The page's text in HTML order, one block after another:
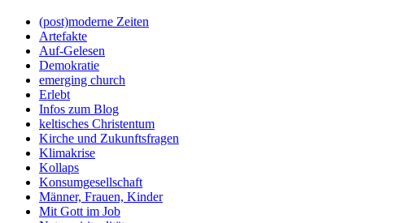
(post)moderne Zeiten
Artefakte
Auf-Gelesen
Demokratie
emerging church
Erlebt
Infos zum Blog
keltisches Christentum
Kirche und Zukunftsfragen
Klimakrise
Kollaps
Konsumgesellschaft
Männer, Frauen, Kinder
Mit Gott im Job